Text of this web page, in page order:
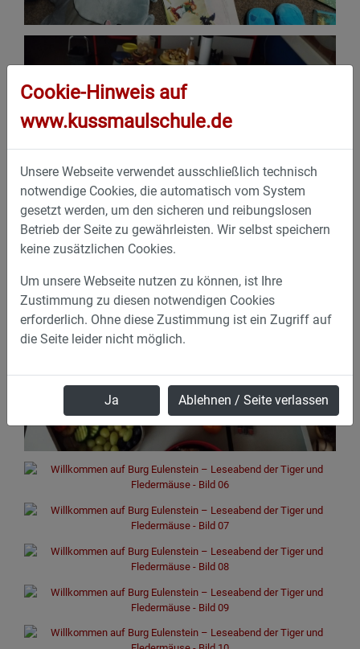
Cookie-Hinweis auf
www.kussmaulschule.de
Unsere Webseite verwendet ausschließlich technisch
notwendige Cookies, die automatisch vom System
gesetzt werden, um den sicheren und reibungslosen
Betrieb der Seite zu gewährleisten. Wir selbst speichern
keine zusätzlichen Cookies.
Um unsere Webseite nutzen zu können, ist Ihre
Zustimmung zu diesen notwendigen Cookies
erforderlich. Ohne diese Zustimmung ist ein Zugriff auf
die Seite leider nicht möglich.
Ja Ablehnen / Seite verlassen